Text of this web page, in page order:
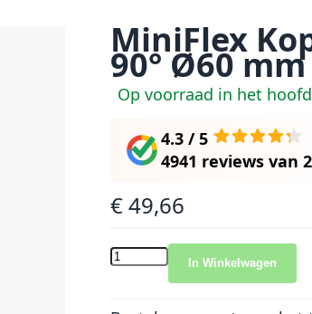
MiniFlex
90° Ø60 mm
Op voorraad in het
4.3 / 5
4941 reviews van
€ 49,66
In Winkelwagen